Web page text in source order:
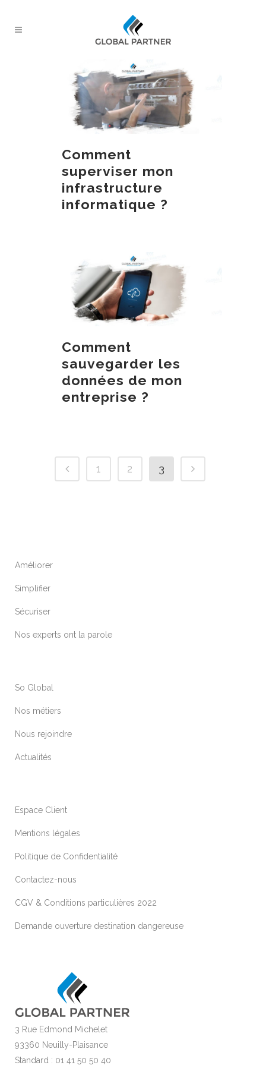
Comment
superviser mon
infrastructure
informatique ?
Comment
sauvegarder les
données de mon
entreprise ?
1 2 3
Améliorer
Simplifier
Sécuriser
Nos experts ont la parole
So Global
Nos métiers
Nous rejoindre
Actualités
Espace Client
Mentions légales
Politique de Confidentialité
Contactez-nous
CGV & Conditions particulières 2022
Demande ouverture destination dangereuse
3 Rue Edmond Michelet
93360 Neuilly-Plaisance
Standard : 01 41 50 50 40